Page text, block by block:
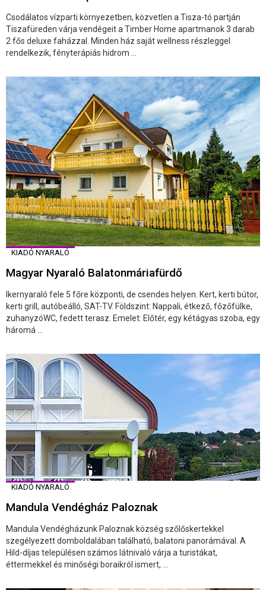
Csodálatos vízparti környezetben, közvetlen a Tisza-tó partján
Tiszafüreden várja vendégeit a Timber Home apartmanok 3 darab
2 fős deluxe faházzal. Minden ház saját wellness részleggel
rendelkezik, fényterápiás hidrom ...
KIADÓ NYARALÓ
Magyar Nyaraló Balatonmáriafürdő
Ikernyaraló fele 5 főre központi, de csendes helyen. Kert, kerti bútor,
kerti grill, autóbeálló, SAT-TV. Földszint: Nappali, étkező, főzőfülke,
zuhanyzóWC, fedett terasz. Emelet: Előtér, egy kétágyas szoba, egy
háromá ...
KIADÓ NYARALÓ
Mandula Vendégház Paloznak
Mandula Vendégházunk Paloznak község szőlőskertekkel
szegélyezett domboldalában található, balatoni panorámával. A
Hild-díjas településen számos látnivaló várja a turistákat,
éttermekkel és minőségi boraikról ismert, ...